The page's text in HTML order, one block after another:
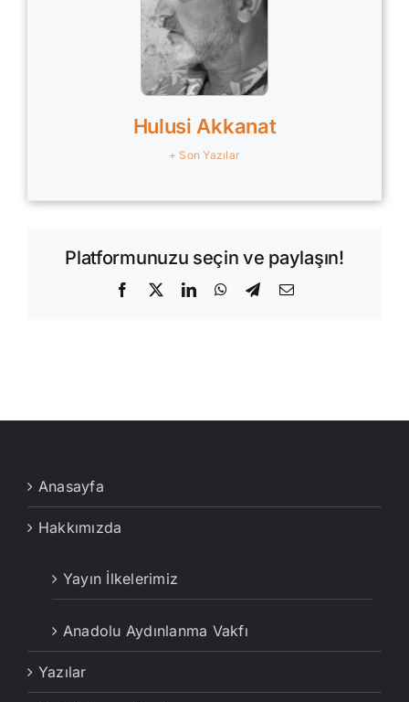
Hulusi Akkanat
+ Son Yazılar
Platformunuzu seçin ve paylaşın!
Facebook
X LinkedInWhatsApp
Telegram
E-
Anasayfa
Hakkımızda
Yayın İlkelerimiz
Anadolu Aydınlanma Vakfı
Yazılar